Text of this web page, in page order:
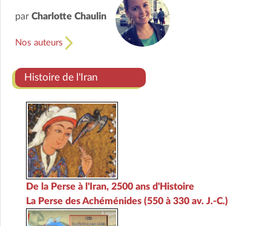
par Charlotte Chaulin
Nos auteurs
Histoire de l'Iran
De la Perse à l'Iran, 2500 ans d'Histoire
La Perse des Achéménides (550 à 330 av. J.-C.)